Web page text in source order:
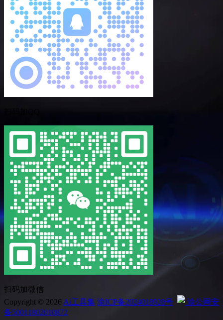
扫码加微信
Copyright © 2026 Ai工具集 渝ICP备2024018928号
渝公网安
备50011802010872